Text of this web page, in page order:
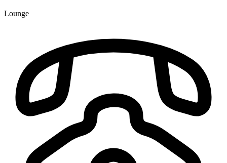
Lounge